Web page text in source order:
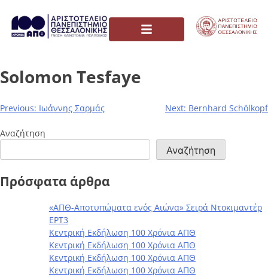
Solomon Tesfaye
Previous: Ιωάννης Σαρμάς Next: Bernhard Schölkopf
Αναζήτηση
Αναζήτηση
Πρόσφατα άρθρα
«ΑΠΘ-Αποτυπώματα ενός Αιώνα» Σειρά Ντοκιμαντέρ
ΕΡΤ3
Κεντρική Εκδήλωση 100 Χρόνια ΑΠΘ
Κεντρική Εκδήλωση 100 Χρόνια ΑΠΘ
Κεντρική Εκδήλωση 100 Χρόνια ΑΠΘ
Κεντρική Εκδήλωση 100 Χρόνια ΑΠΘ